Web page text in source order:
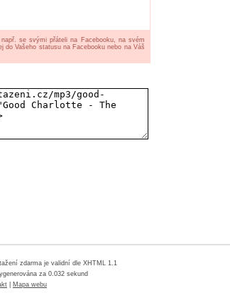
se svými přáteli na Facebooku, na svém
do Vašeho statusu na Facebooku nebo na Váš
zdarma je validní dle XHTML 1.1
za 0.032 sekund
Mapa webu